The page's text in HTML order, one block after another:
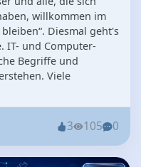
willkommen im
Diesmal geht's
IT- und Computer-
Begriffe und
Viele
3 105 0